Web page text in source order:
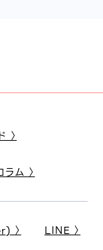
〉
ム 〉
〉 LINE 〉